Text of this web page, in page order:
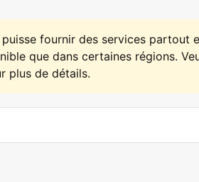
puisse fournir des services partout
que dans certaines régions.
plus de détails.